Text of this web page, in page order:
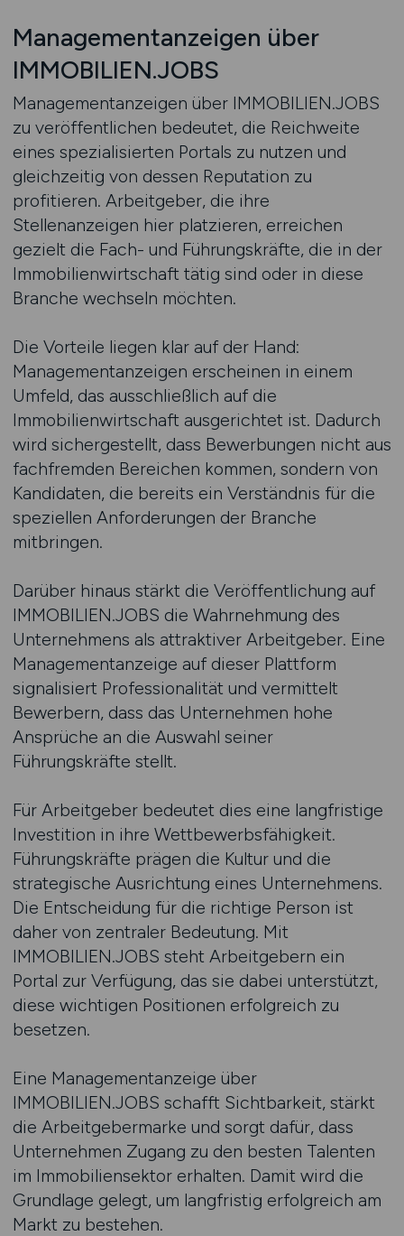
Managementanzeigen über
IMMOBILIEN.JOBS
Managementanzeigen über IMMOBILIEN.JOBS
zu veröffentlichen bedeutet, die Reichweite
eines spezialisierten Portals zu nutzen und
gleichzeitig von dessen Reputation zu
profitieren. Arbeitgeber, die ihre
Stellenanzeigen hier platzieren, erreichen
gezielt die Fach- und Führungskräfte, die in der
Immobilienwirtschaft tätig sind oder in diese
Branche wechseln möchten.
Die Vorteile liegen klar auf der Hand:
Managementanzeigen erscheinen in einem
Umfeld, das ausschließlich auf die
Immobilienwirtschaft ausgerichtet ist. Dadurch
wird sichergestellt, dass Bewerbungen nicht aus
fachfremden Bereichen kommen, sondern von
Kandidaten, die bereits ein Verständnis für die
speziellen Anforderungen der Branche
mitbringen.
Darüber hinaus stärkt die Veröffentlichung auf
IMMOBILIEN.JOBS die Wahrnehmung des
Unternehmens als attraktiver Arbeitgeber. Eine
Managementanzeige auf dieser Plattform
signalisiert Professionalität und vermittelt
Bewerbern, dass das Unternehmen hohe
Ansprüche an die Auswahl seiner
Führungskräfte stellt.
Für Arbeitgeber bedeutet dies eine langfristige
Investition in ihre Wettbewerbsfähigkeit.
Führungskräfte prägen die Kultur und die
strategische Ausrichtung eines Unternehmens.
Die Entscheidung für die richtige Person ist
daher von zentraler Bedeutung. Mit
IMMOBILIEN.JOBS steht Arbeitgebern ein
Portal zur Verfügung, das sie dabei unterstützt,
diese wichtigen Positionen erfolgreich zu
besetzen.
Eine Managementanzeige über
IMMOBILIEN.JOBS schafft Sichtbarkeit, stärkt
die Arbeitgebermarke und sorgt dafür, dass
Unternehmen Zugang zu den besten Talenten
im Immobiliensektor erhalten. Damit wird die
Grundlage gelegt, um langfristig erfolgreich am
Markt zu bestehen.